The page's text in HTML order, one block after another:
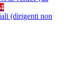
4
(dirigenti non